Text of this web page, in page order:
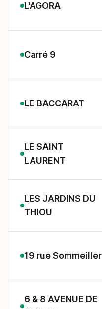
L'AGORA
Carré 9
LE BACCARAT
LE SAINT
LAURENT
LES JARDINS DU
THIOU
19 rue Sommeiller
6 & 8 AVENUE DE